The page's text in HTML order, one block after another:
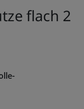
flach 2